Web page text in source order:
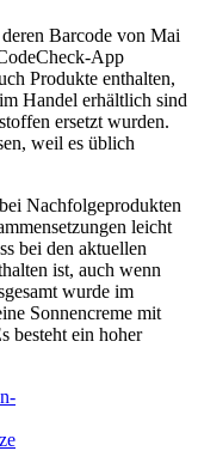
Barcode von Mai
App
Produkte enthalten,
Handel erhältlich sind
ersetzt wurden.
weil es üblich
Nachfolgeprodukten
leicht
bei den aktuellen
ist, auch wenn
wurde im
Sonnencreme mit
besteht ein hoher